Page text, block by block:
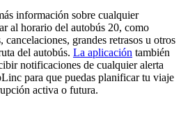
información sobre cualquier
al horario del autobús 20, como
cancelaciones, grandes retrasos u otros
del autobús. La aplicación también
notificaciones de cualquier alerta
para que puedas planificar tu viaje
activa o futura.